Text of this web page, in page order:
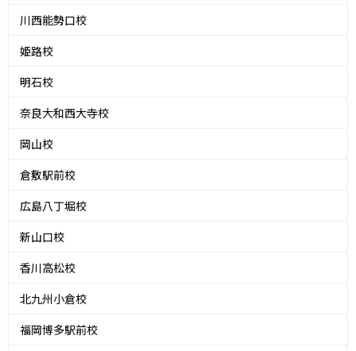
川西能勢口校
姫路校
明石校
奈良大和西大寺校
岡山校
倉敷駅前校
広島八丁堀校
新山口校
香川高松校
北九州小倉校
福岡博多駅前校